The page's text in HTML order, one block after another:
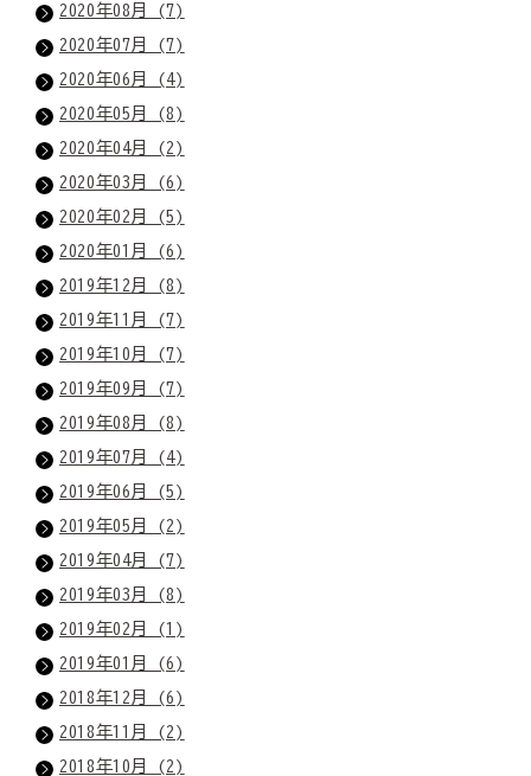
2020年08月 (7)
2020年07月 (7)
2020年06月 (4)
2020年05月 (8)
2020年04月 (2)
2020年03月 (6)
2020年02月 (5)
2020年01月 (6)
2019年12月 (8)
2019年11月 (7)
2019年10月 (7)
2019年09月 (7)
2019年08月 (8)
2019年07月 (4)
2019年06月 (5)
2019年05月 (2)
2019年04月 (7)
2019年03月 (8)
2019年02月 (1)
2019年01月 (6)
2018年12月 (6)
2018年11月 (2)
2018年10月 (2)